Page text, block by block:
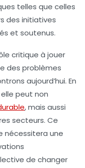
telles que celles
des initiatives
et soutenus.
critique à jouer
des problèmes
aujourd’hui. En
peut non
, mais aussi
secteurs. Ce
nécessitera une
de changer